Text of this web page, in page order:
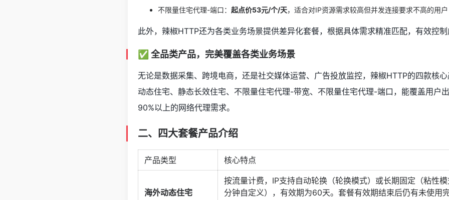
不限量住宅代理-端口： 起点价53元/个/天，适合对IP资源需求较高但并发连接要求不高的用户
此外，辣椒HTTP还为各类业务场景提供差异化套餐，根据具体需求精准匹配，有效控制
✅ 全品类产品，完美覆盖各类业务场景
无论是数据采集、跨境电商，还是社交媒体运营、广告投放监控，辣椒HTTP的四款核
动态住宅、静态长效住宅、不限量住宅代理-带宽、不限量住宅代理-端口，能覆盖用户
90%以上的网络代理需求。
二、四大套餐产品介绍
产品类型 核心特点
海外动态住宅
按流量计费，IP支持自动轮换（轮换模式）或长期固定（粘性
分钟自定义），有效期为60天。套餐有效期结束后仍有未使用